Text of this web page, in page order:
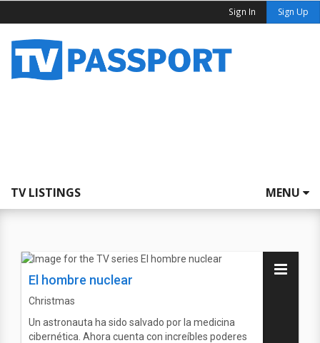
Sign In Sign Up
TV LISTINGS MENU
El hombre nuclear
Christmas
Un astronauta ha sido salvado por la medicina
cibernética. Ahora cuenta con increíbles poderes